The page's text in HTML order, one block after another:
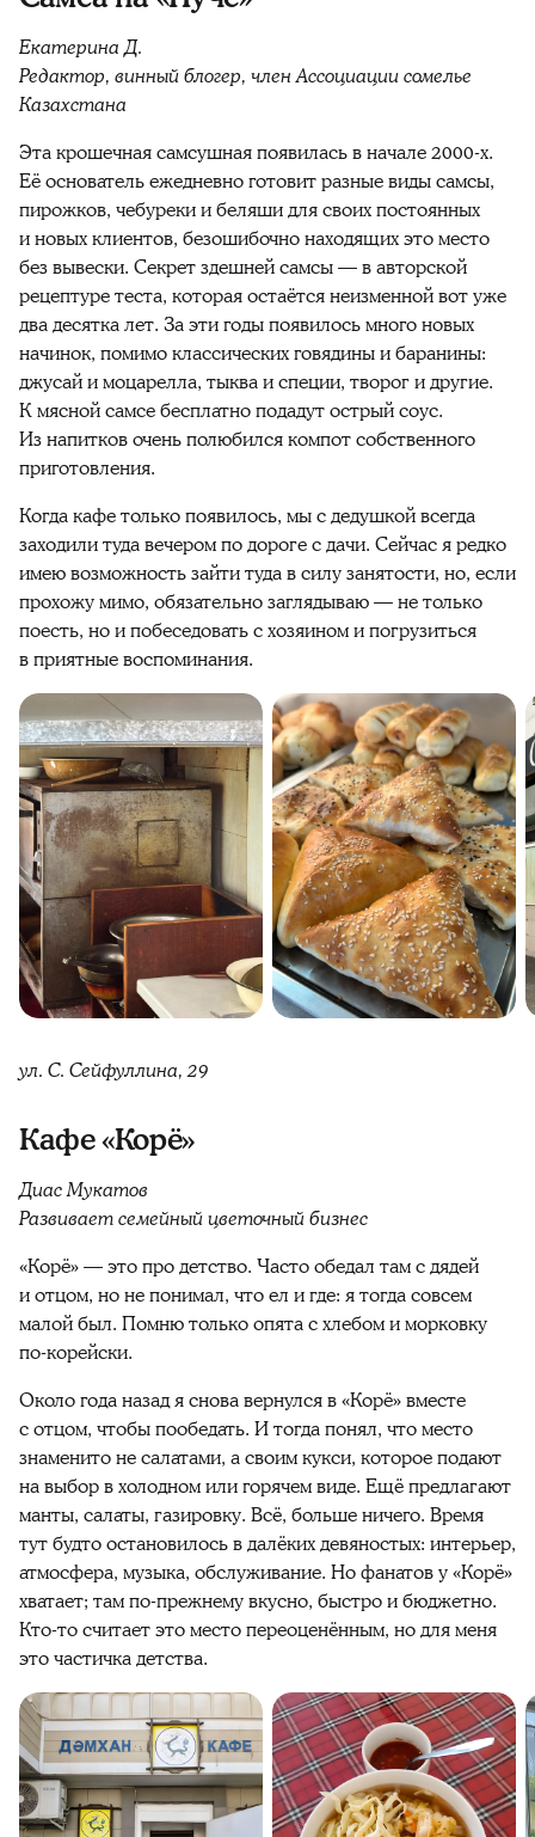
Екатерина Д.
Редактор, винный блогер, член Ассоциации сомелье
Казахстана
Эта крошечная самсушная появилась в начале 2000-х.
Её основатель ежедневно готовит разные виды самсы,
пирожков, чебуреки и беляши для своих постоянных
и новых клиентов, безошибочно находящих это место
без вывески. Секрет здешней самсы — в авторской
рецептуре теста, которая остаётся неизменной вот уже
два десятка лет. За эти годы появилось много новых
начинок, помимо классических говядины и баранины:
джусай и моцарелла, тыква и специи, творог и другие.
К мясной самсе бесплатно подадут острый соус.
Из напитков очень полюбился компот собственного
приготовления.
Когда кафе только появилось, мы с дедушкой всегда
заходили туда вечером по дороге с дачи. Сейчас я редко
имею возможность зайти туда в силу занятости, но, если
прохожу мимо, обязательно заглядываю — не только
поесть, но и побеседовать с хозяином и погрузиться
в приятные воспоминания.
ул. С. Сейфуллина, 29
Кафе «Корё»
Диас Мукатов
Развивает семейный цветочный бизнес
«Корё» — это про детство. Часто обедал там с дядей
и отцом, но не понимал, что ел и где: я тогда совсем
малой был. Помню только опята с хлебом и морковку
по-корейски.
Около года назад я снова вернулся в «Корё» вместе
с отцом, чтобы пообедать. И тогда понял, что место
знаменито не салатами, а своим кукси, которое подают
на выбор в холодном или горячем виде. Ещё предлагают
манты, салаты, газировку. Всё, больше ничего. Время
тут будто остановилось в далёких девяностых: интерьер,
атмосфера, музыка, обслуживание. Но фанатов у «Корё»
хватает; там по-прежнему вкусно, быстро и бюджетно.
Кто-то считает это место переоценённым, но для меня
это частичка детства.